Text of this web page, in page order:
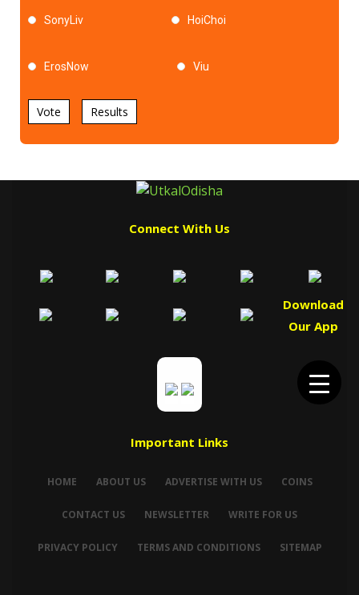
SonyLiv HoiChoi
ErosNow Viu
Vote Results
Connect With Us
Download
Our App
Important Links
HOME ABOUT US ADVERTISE WITH US COINS
CONTACT US NEWSLETTER WRITE FOR US
PRIVACY POLICY TERMS AND CONDITIONS SITEMAP